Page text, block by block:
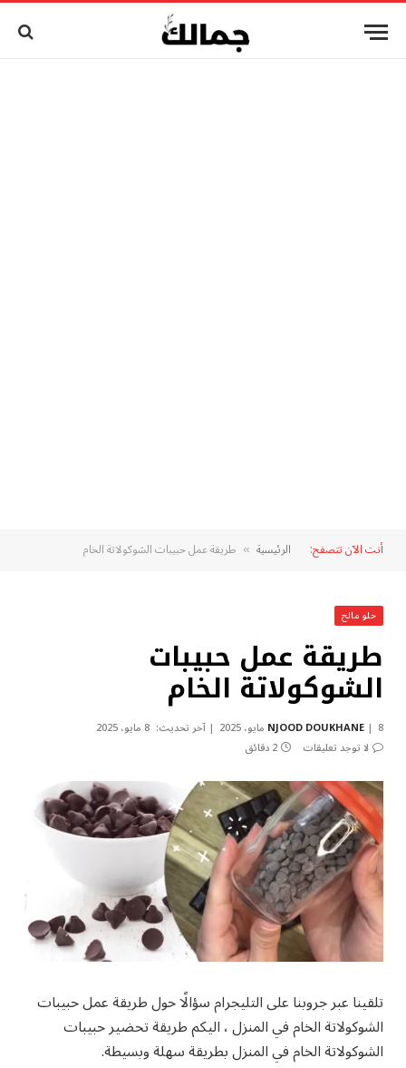
أنت الآن تتصفح: الرئيسية » طريقة عمل حبيبات الشوكولاتة الخام
حلو مالح
طريقة عمل حبيبات
الشوكولاتة الخام
NJOOD DOUKHANE 8 مايو، 2025 آخر تحديث: 8 مايو، 2025
لا توجد تعليقات
2 دقائق
تلقينا عبر جروبنا على التليجرام سؤالًا حول طريقة عمل حبيبات
الشوكولاتة الخام في المنزل ، اليكم طريقة تحضير حبيبات
الشوكولاتة الخام في المنزل بطريقة سهلة وبسيطة.